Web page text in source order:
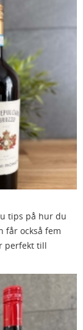
tips på hur du
får också fem
perfekt till